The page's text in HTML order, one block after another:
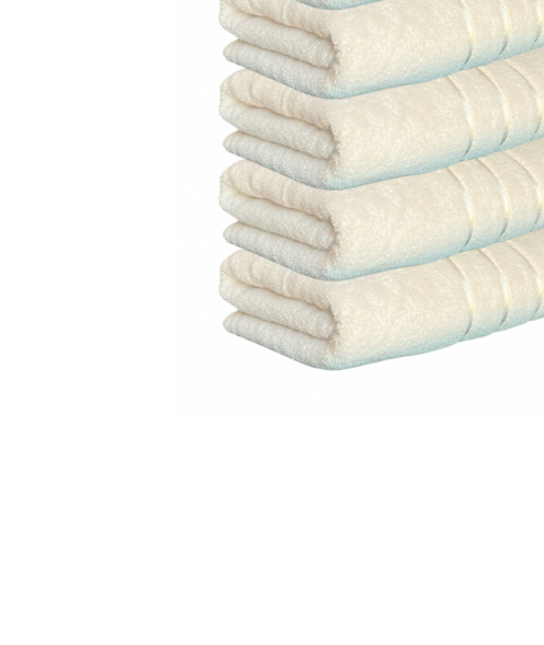
Lenjerii De Pat Bumbac Poplin 2
Lenjerii De Pat Bumbac Poplin,
Lenjerii De Pat Bumbac Satinat 2
Lenjerii De Pat, Finet Premium 3D,